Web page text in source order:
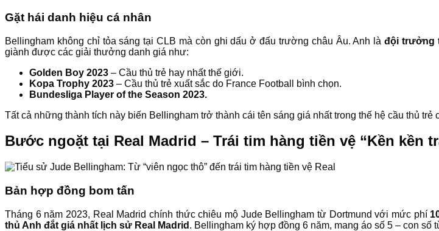
Gặt hái danh hiệu cá nhân
Bellingham không chỉ tỏa sáng tại CLB mà còn ghi dấu ở đấu trường châu Âu. Anh làđội trưởng
giành được các giải thưởng danh giá như:
Golden Boy 2023 – Cầu thủ trẻ hay nhất thế giới.
Kopa Trophy 2023 – Cầu thủ trẻ xuất sắc do France Football bình chọn.
Bundesliga Player of the Season 2023.
Tất cả những thành tích này biến Bellingham trở thành cái tên sáng giá nhất trong thế hệ cầu thủ trẻ
Bước ngoặt tại Real Madrid – Trái tim hàng tiền vệ “Kền kền
Bản hợp đồng bom tấn
Tháng 6 năm 2023, Real Madrid chính thức chiêu mộ Jude Bellingham từ Dortmund với mức phí
thủ Anh đắt giá nhất lịch sử Real Madrid . Bellingham ký hợp đồng 6 năm, mang áo số 5 – con